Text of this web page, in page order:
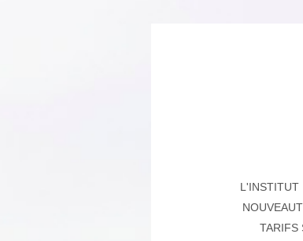
L'INSTITUT
TARIFS